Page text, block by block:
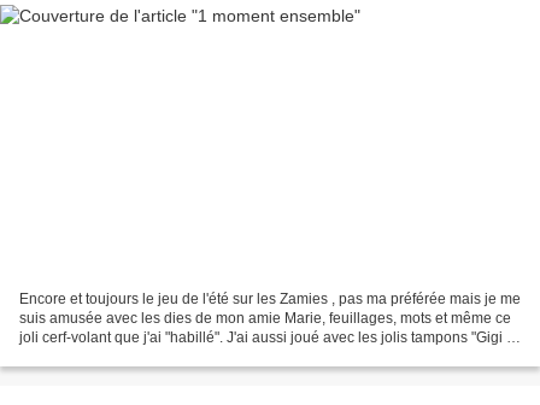
Encore et toujours le jeu de l'été sur les Zamies , pas ma préférée mais je me
suis amusée avec les dies de mon amie Marie, feuillages, mots et même ce
joli cerf-volant que j'ai "habillé". J'ai aussi joué avec les jolis tampons "Gigi et